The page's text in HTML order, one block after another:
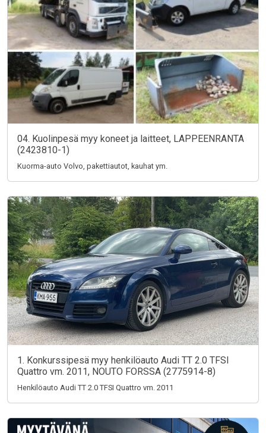
04. Kuolinpesä myy koneet ja laitteet, LAPPEENRANTA
(2423810-1)
Kuorma-auto Volvo, pakettiautot, kauhat ym.
1. Konkurssipesä myy henkilöauto Audi TT 2.0 TFSI
Quattro vm. 2011, NOUTO FORSSA (2775914-8)
Henkilöauto Audi TT 2.0 TFSI Quattro vm. 2011